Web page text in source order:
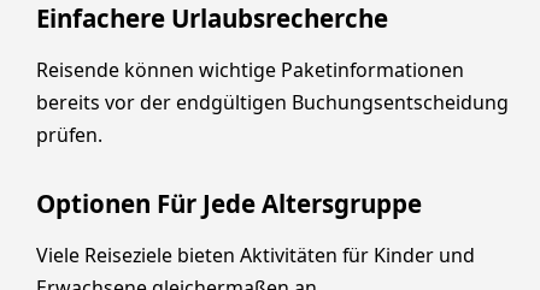
Einfachere Urlaubsrecherche
Reisende können wichtige Paketinformationen
bereits vor der endgültigen Buchungsentscheidung
prüfen.
Optionen Für Jede Altersgruppe
Viele Reiseziele bieten Aktivitäten für Kinder und